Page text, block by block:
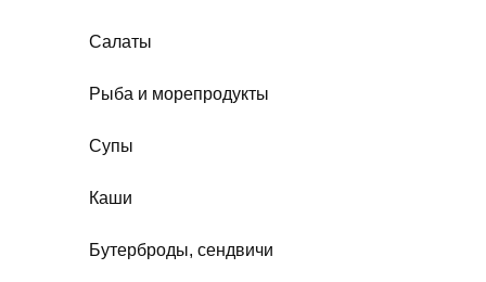
Салаты
Рыба и морепродукты
Супы
Каши
Бутерброды, сендвичи